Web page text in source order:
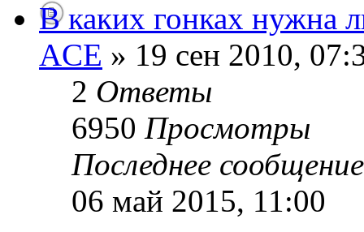
В каких гонках нужна
ACE » 19 сен 2010,
2 Ответы
6950 Просмотры
Последнее
06 май 2015, 11:00